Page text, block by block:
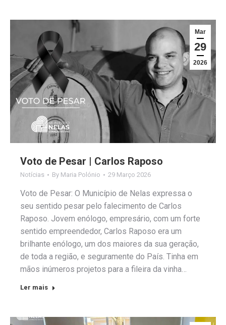
Mar
29
2026
Voto de Pesar | Carlos Raposo
Notícias By Maria Polónio 29 Março 2026
Voto de Pesar: O Município de Nelas expressa o
seu sentido pesar pelo falecimento de Carlos
Raposo. Jovem enólogo, empresário, com um forte
sentido empreendedor, Carlos Raposo era um
brilhante enólogo, um dos maiores da sua geração,
de toda a região, e seguramente do País. Tinha em
mãos inúmeros projetos para a fileira da vinha…
Ler mais